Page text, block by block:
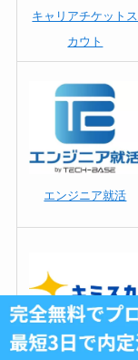
キャリアチケットス
カウト
エンジニア就活
キミスカ